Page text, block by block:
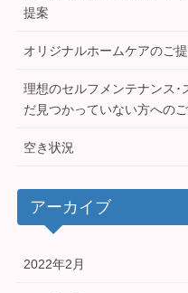
提案
オリジナルホームケアのご
理想のセルフメンテナンス･
だ見つかっていない方への
空き状況
アーカイブ
2022年2月